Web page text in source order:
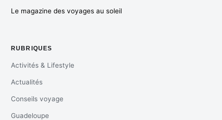
Le magazine des voyages au soleil
RUBRIQUES
Activités & Lifestyle
Actualités
Conseils voyage
Guadeloupe